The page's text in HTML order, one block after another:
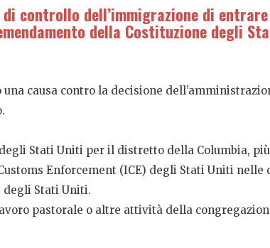
controllo dell’immigrazione di
della Costituzione degli
causa contro la decisione
Stati Uniti per il distretto della Columbia,
Enforcement (ICE) degli Stati Uniti
degli Stati Uniti.
pastorale o altre attività della